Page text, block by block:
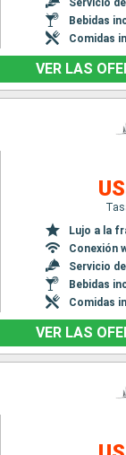
Bebidas
Comidas
VER LAS
Lujo a la
Conexión
Servicio
Bebidas
Comidas
VER LAS